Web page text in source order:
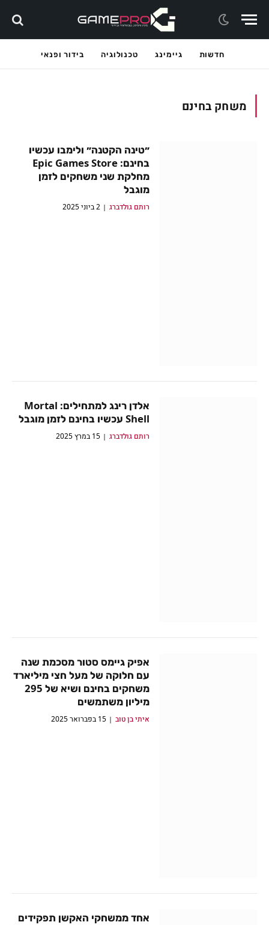
חדשות גיימינג טכנולוגיה בידור ופנאי
משחק בחינם
״טינה הקטנה״ ולימבו עכשיו
בחינם: Epic Games Store
מחלקת שני משחקים לזמן
מוגבל
רותם גולדברג 2 ביוני 2025
אלדן רינג למתחילים: Mortal
Shell עכשיו בחינם לזמן מוגבל
רותם גולדברג 15 במרץ 2025
אפיק גיימס סטור מסכמת שנה
עם חלוקה של מעל חצי מיליארד
משחקים בחינם ושיא של 295
מיליון משתמשים
איתי בן טוב 15 בפברואר 2025
אחד ממשחקי האקשן תפקידים